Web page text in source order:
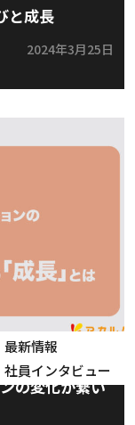
と成長
2024年3月25日
最新情報
社員インタビュー
の変化が繋い